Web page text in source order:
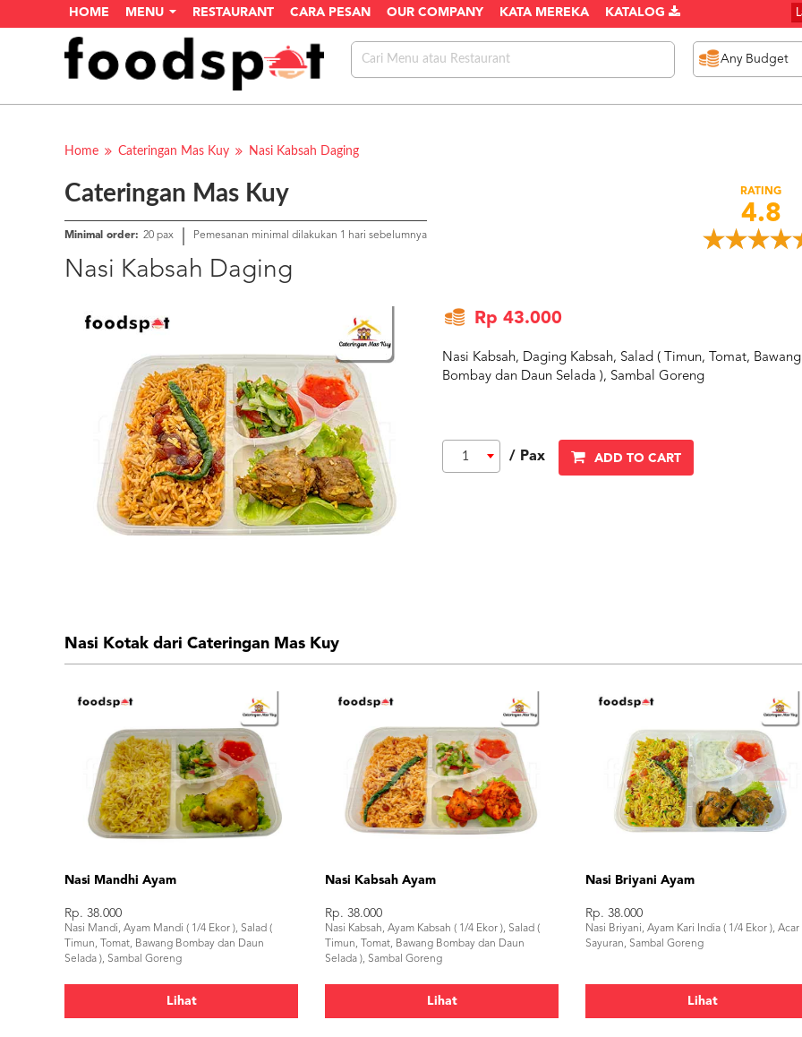
HOME MENU RESTAURANT CARA PESAN OUR COMPANY KATA MEREKA KATALOG
Home Cateringan Mas Kuy Nasi Kabsah Daging
Cateringan Mas Kuy
Minimal order: 20 pax Pemesanan minimal dilakukan 1 hari sebelumnya
Nasi Kabsah Daging
RATING
4.8
Rp 43.000
Nasi Kabsah, Daging Kabsah, Salad ( Timun, Tomat, Bawang
Bombay dan Daun Selada ), Sambal Goreng
1 / Pax ADD TO CART
Nasi Kotak dari Cateringan Mas Kuy
Nasi Mandhi Ayam
Rp. 38.000
Nasi Mandi, Ayam Mandi ( 1/4 Ekor ), Salad (
Timun, Tomat, Bawang Bombay dan Daun
Selada ), Sambal Goreng
Lihat
Nasi Kabsah Ayam
Rp. 38.000
Nasi Kabsah, Ayam Kabsah ( 1/4 Ekor ), Salad (
Timun, Tomat, Bawang Bombay dan Daun
Selada ), Sambal Goreng
Lihat
Nasi Briyani Ayam
Rp. 38.000
Nasi Briyani, Ayam Kari India ( 1/4 Ekor ), Acar
Sayuran, Sambal Goreng
Lihat